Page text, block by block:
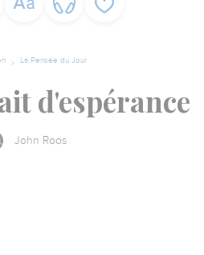
La Pensée du Jour
d'espérance
John Roos